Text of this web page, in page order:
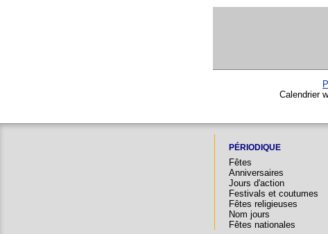
Calendrier
PÉRIODIQUE
Fêtes
Anniversaires
Jours d'action
Festivals et coutumes
Fêtes religieuses
Nom jours
Fêtes nationales